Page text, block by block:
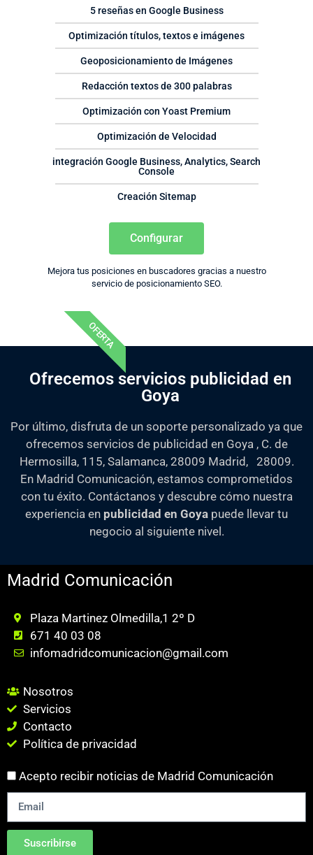
5 reseñas en Google Business
Optimización títulos, textos e imágenes
Geoposicionamiento de Imágenes
Redacción textos de 300 palabras
Optimización con Yoast Premium
Optimización de Velocidad
integración Google Business, Analytics, Search
Console
Creación Sitemap
Configurar
Mejora tus posiciones en buscadores gracias a nuestro
servicio de posicionamiento SEO.
OFERTA
Ofrecemos servicios publicidad en
Goya
Por último, disfruta de un soporte personalizado ya que
ofrecemos servicios de publicidad en Goya , C. de
Hermosilla, 115, Salamanca, 28009 Madrid, 28009.
En Madrid Comunicación, estamos comprometidos
con tu éxito. Contáctanos y descubre cómo nuestra
experiencia en publicidad en Goya puede llevar tu
negocio al siguiente nivel.
Madrid Comunicación
Plaza Martinez Olmedilla,1 2º D
671 40 03 08
infomadridcomunicacion@gmail.com
Nosotros
Servicios
Contacto
Política de privacidad
Acepto recibir noticias de Madrid Comunicación
Suscribirse